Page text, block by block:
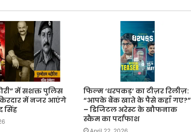
में सशक्त पुलिस
में नजर आएंगे
सिंह
फिल्म ‘धरपकड़’ का टीज़र रिलीज़:
“आपके बैंक खाते के पैसे कहाँ गए?”
– डिजिटल अरेस्ट के खौफनाक
स्कैम का पर्दाफाश